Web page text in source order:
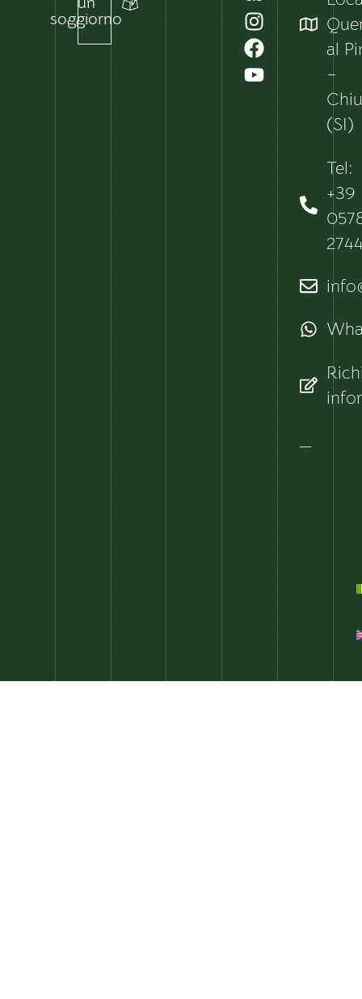
soggiorno
al
–
(SI)
Tel:
+39